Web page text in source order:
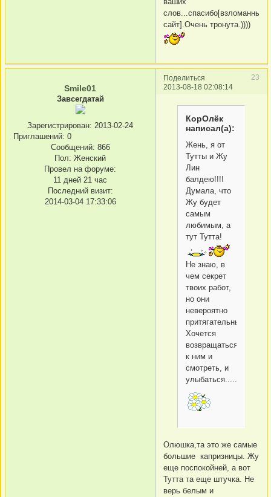
слов...спасибо[взломанный
сайт].Очень тронута.))))
Поделиться
23
2013-08-18 02:08:14
Smile01
Завсегдатай
Зарегистрирован: 2013-02-24
Приглашений: 0
Сообщений: 866
Пол: Женский
Провел на форуме:
11 дней 21 час
Последний визит:
2014-03-04 17:33:06
КорОлёк
написал(а):
Жень, я от
Тутты и Жу
Лин
балдею!!!!
Думала, что
Жу будет
самым
любимым, а
тут Тутта!
Не знаю, в
чем секрет
твоих работ,
но они
невероятно
притягательны!
Хочется
возвращаться
к ним и
смотреть, и
улыбаться.....
Олюшка,та это же самые
большие капризницы. Жу
еще поспокойней, а вот
Тутта та еще штучка. Не
верь белым и